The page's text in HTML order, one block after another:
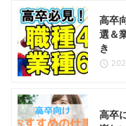
高卒
選＆
き
高卒